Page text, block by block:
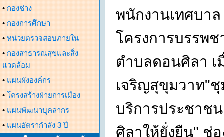
• กองช่าง
• กองการศึกษา
• หน่วยตรวจสอบภายใน
• กองสาธารณสุขและสิ่ง
แวดล้อม
• แผนผังองค์กร
• โครงสร้างฝ่ายการเมือง
• แผนพัฒนาบุคลากร
• แผนอัตรากำลัง 3 ปี
พนักงานเทศบาล
โครงการบรรพ
ตำบลดอนศิลา
เจริญสุขุมวาท"
บริการประชาช
ศิลาให้ยั่งยืน" ช่